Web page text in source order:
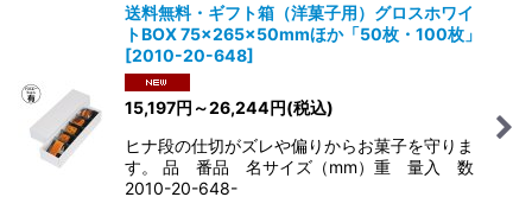
送料無料・ギフト箱（洋菓子用）グロスホワイ
トBOX 75×265×50mmほか「50枚・100枚」
[2010-20-648]
15,197円 ～26,244円(税込)
ヒナ段の仕切がズレや偏りからお菓子を守りま
す。 品 番品 名サイズ（mm）重 量入 数
2010-20-648-